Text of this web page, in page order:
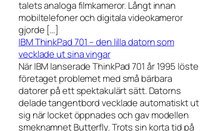
talets analoga filmkameror. Långt innan
mobiltelefoner och digitala videokameror
gjorde […]
IBM ThinkPad 701 – den lilla datorn som
vecklade ut sina vingar
När IBM lanserade ThinkPad 701 år 1995 löste
företaget problemet med små bärbara
datorer på ett spektakulärt sätt. Datorns
delade tangentbord vecklade automatiskt ut
sig när locket öppnades och gav modellen
smeknamnet Butterfly. Trots sin korta tid på